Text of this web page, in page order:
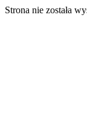
Strona nie została